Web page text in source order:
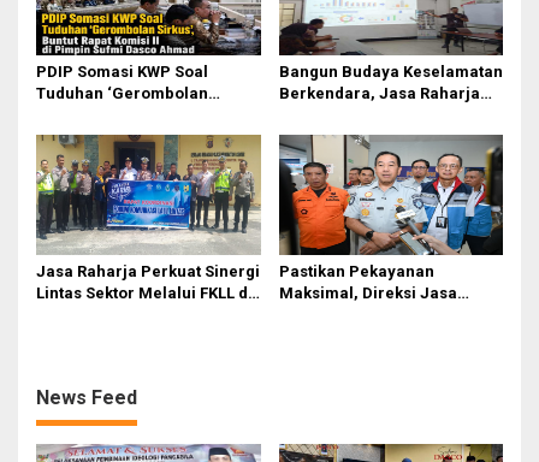
PDIP Somasi KWP Soal
Tuduhan ‘Gerombolan
II Dipimpin Sufmi Dasco
Ahmad
Bangun Budaya Keselamatan
Berkendara, Jasa Raharja
Pasifik Medan Industri
Jasa Raharja Perkuat Sinergi
Lintas Sektor Melalui FKLL di
Pastikan Pekayanan
Maksimal, Direksi Jasa
News Feed